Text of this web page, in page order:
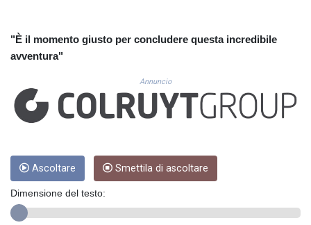
CVE 110.333668
CZK 24.263276
DKK 7.475497
DOP 67.329861
DZD 153.461287
ETB 186.159691
FJD 2.553842
GEL 3.016476
"È il momento giusto per concludere questa incredibile
avventura"
Annuncio
Ascoltare Smettila di ascoltare
Dimensione del testo: